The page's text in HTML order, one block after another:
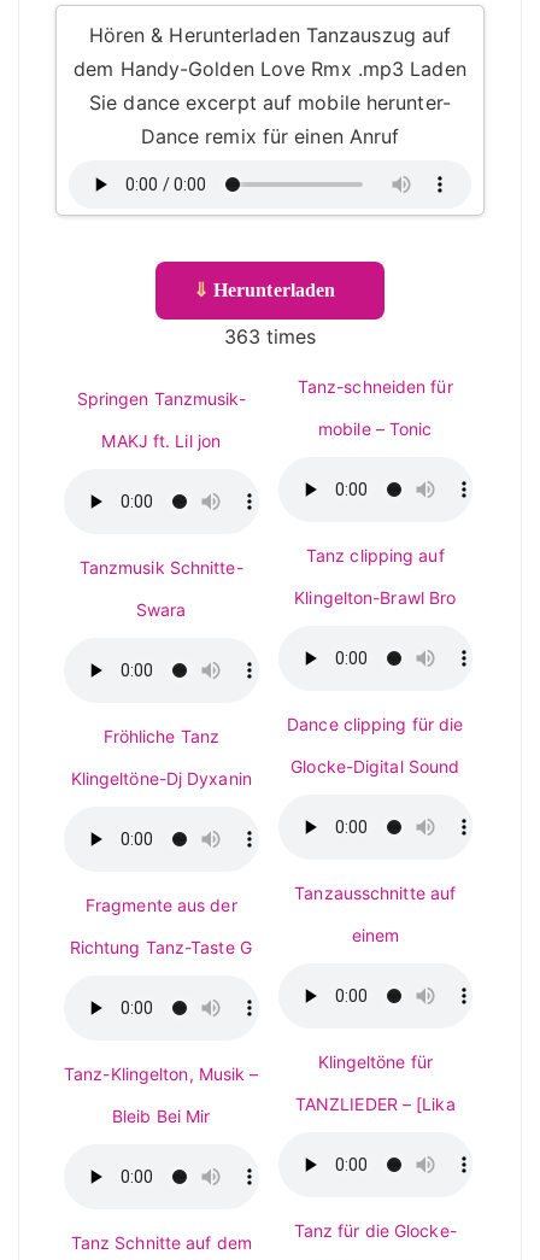
Hören & Herunterladen Tanzauszug auf
dem Handy-Golden Love Rmx .mp3 Laden
Sie dance excerpt auf mobile herunter-
Dance remix für einen Anruf
⇓ Herunterladen
363 times
Springen Tanzmusik-
MAKJ ft. Lil jon
Tanzmusik Schnitte-
Swara
Fröhliche Tanz
Klingeltöne-Dj Dyxanin
Fragmente aus der
Richtung Tanz-Taste G
Tanz-Klingelton, Musik –
Bleib Bei Mir
Tanz Schnitte auf dem
Tanz-schneiden für
mobile – Tonic
Tanz clipping auf
Klingelton-Brawl Bro
Dance clipping für die
Glocke-Digital Sound
Tanzausschnitte auf
einem
Klingeltöne für
TANZLIEDER – [Lika
Tanz für die Glocke-